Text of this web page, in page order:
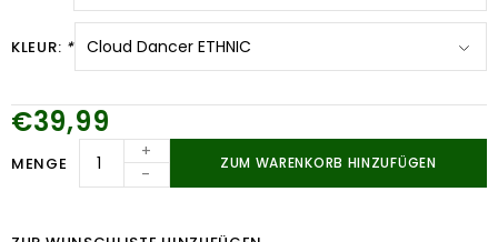
KLEUR: *
€39,99
MENGE
+
-
ZUM WARENKORB HINZUFÜGEN